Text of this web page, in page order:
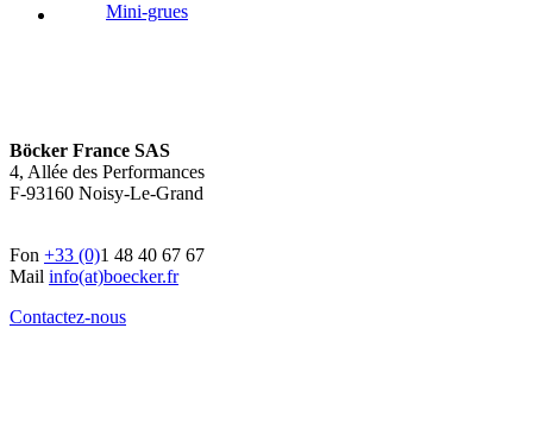
Mini-grues
Böcker France SAS
4, Allée des Performances
F-93160 Noisy-Le-Grand
Fon +33 (0)1 48 40 67 67
Mail info(at)boecker.fr
Contactez-nous